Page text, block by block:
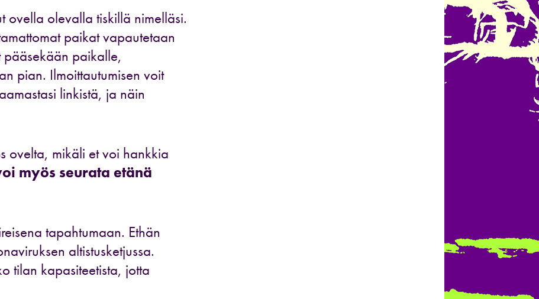
ovella olevalla tiskillä nimelläsi.
paikat vapautetaan
paikalle,
pian. Ilmoittautumisen voit
linkistä, ja näin
ovelta, mikäli et voi hankkia
myös seurata etänä
tapahtumaan. Ethän
altistusketjussa.
tilan kapasiteetista, jotta